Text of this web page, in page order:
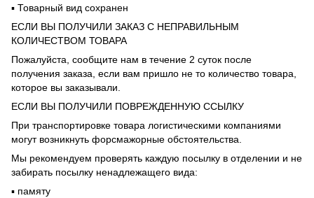
▪️ Товарный вид сохранен
ЕСЛИ ВЫ ПОЛУЧИЛИ ЗАКАЗ С НЕПРАВИЛЬНЫМ
КОЛИЧЕСТВОМ ТОВАРА
Пожалуйста, сообщите нам в течение 2 суток после
получения заказа, если вам пришло не то количество товара,
которое вы заказывали.
ЕСЛИ ВЫ ПОЛУЧИЛИ ПОВРЕЖДЕННУЮ ССЫЛКУ
При транспортировке товара логистическими компаниями
могут возникнуть форсмажорные обстоятельства.
Мы рекомендуем проверять каждую посылку в отделении и не
забирать посылку ненадлежащего вида:
▪️ памяту